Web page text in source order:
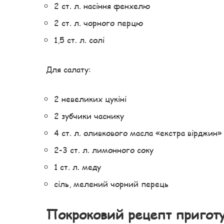
2 ст. л. насіння фенхелю
2 ст. л. чорного перцю
1,5 ст. л. солі
Для салату:
2 невеликих цукіні
2 зубчики часнику
4 ст. л. оливкового масла «екстра вірджин»
2-3 ст. л. лимонного соку
1 ст. л. меду
сіль, мелений чорний перець
Покроковий рецепт